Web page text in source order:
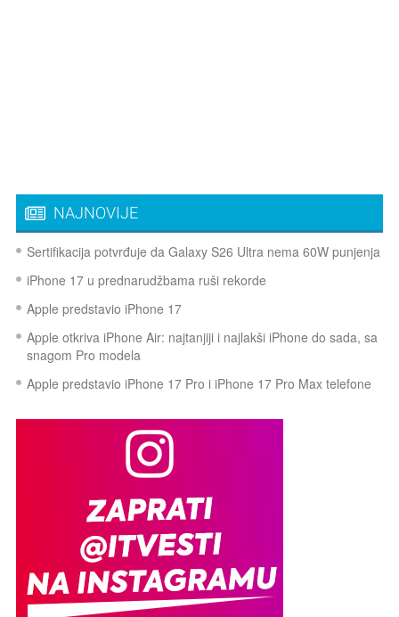
NAJNOVIJE
Sertifikacija potvrđuje da Galaxy S26 Ultra nema 60W punjenja
iPhone 17 u prednarudžbama ruši rekorde
Apple predstavio iPhone 17
Apple otkriva iPhone Air: najtanjiji i najlakši iPhone do sada, sa
snagom Pro modela
Apple predstavio iPhone 17 Pro i iPhone 17 Pro Max telefone